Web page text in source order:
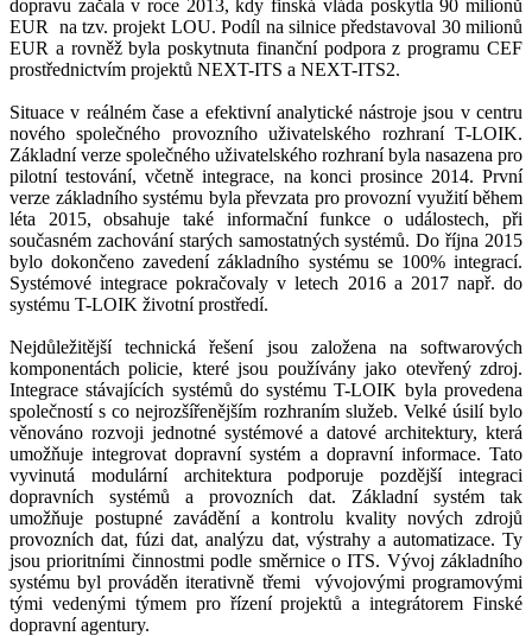
dopravu začala v roce 2013, kdy finská vláda poskytla 90 milionů
EUR na tzv. projekt LOU. Podíl na silnice představoval 30 milionů
EUR a rovněž byla poskytnuta finanční podpora z programu CEF
prostřednictvím projektů NEXT-ITS a NEXT-ITS2.
Situace v reálném čase a efektivní analytické nástroje jsou v centru
nového společného provozního uživatelského rozhraní T-LOIK.
Základní verze společného uživatelského rozhraní byla nasazena pro
pilotní testování, včetně integrace, na konci prosince 2014. První
verze základního systému byla převzata pro provozní využití během
léta 2015, obsahuje také informační funkce o událostech, při
současném zachování starých samostatných systémů. Do října 2015
bylo dokončeno zavedení základního systému se 100% integrací.
Systémové integrace pokračovaly v letech 2016 a 2017 např. do
systému T-LOIK životní prostředí.
Nejdůležitější technická řešení jsou založena na softwarových
komponentách policie, které jsou používány jako otevřený zdroj.
Integrace stávajících systémů do systému T-LOIK byla provedena
společností s co nejrozšířenějším rozhraním služeb. Velké úsilí bylo
věnováno rozvoji jednotné systémové a datové architektury, která
umožňuje integrovat dopravní systém a dopravní informace. Tato
vyvinutá modulární architektura podporuje pozdější integraci
dopravních systémů a provozních dat. Základní systém tak
umožňuje postupné zavádění a kontrolu kvality nových zdrojů
provozních dat, fúzi dat, analýzu dat, výstrahy a automatizace. Ty
jsou prioritními činnostmi podle směrnice o ITS. Vývoj základního
systému byl prováděn iterativně třemi vývojovými programovými
tými vedenými týmem pro řízení projektů a integrátorem Finské
dopravní agentury.